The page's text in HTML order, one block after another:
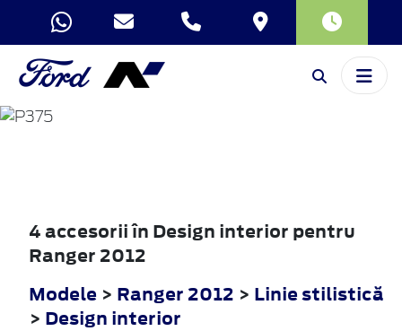
RANGER
4 accesorii în Design interior pentru
Ranger 2012
Modele > Ranger 2012 > Linie stilistică
> Design interior